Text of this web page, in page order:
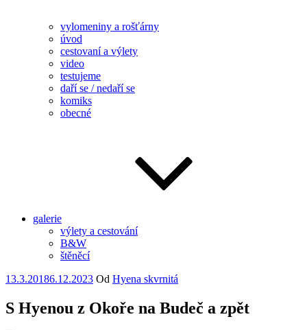
vylomeniny a rošťárny
úvod
cestovaní a výlety
video
testujeme
daří se / nedaří se
komiks
obecné
galerie
výlety a cestování
B&W
štěněcí
Publikováno
13.3.20186.12.2023 Od Hyena skvrnitá
S Hyenou z Okoře na Budeč a zpět